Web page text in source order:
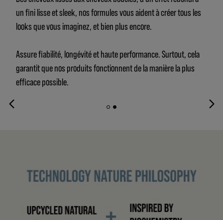
un fini lisse et sleek, nos formules vous aident à créer tous les
looks que vous imaginez, et bien plus encore.
Assure fiabilité, longévité et haute performance. Surtout, cela
garantit que nos produits fonctionnent de la manière la plus
efficace possible.